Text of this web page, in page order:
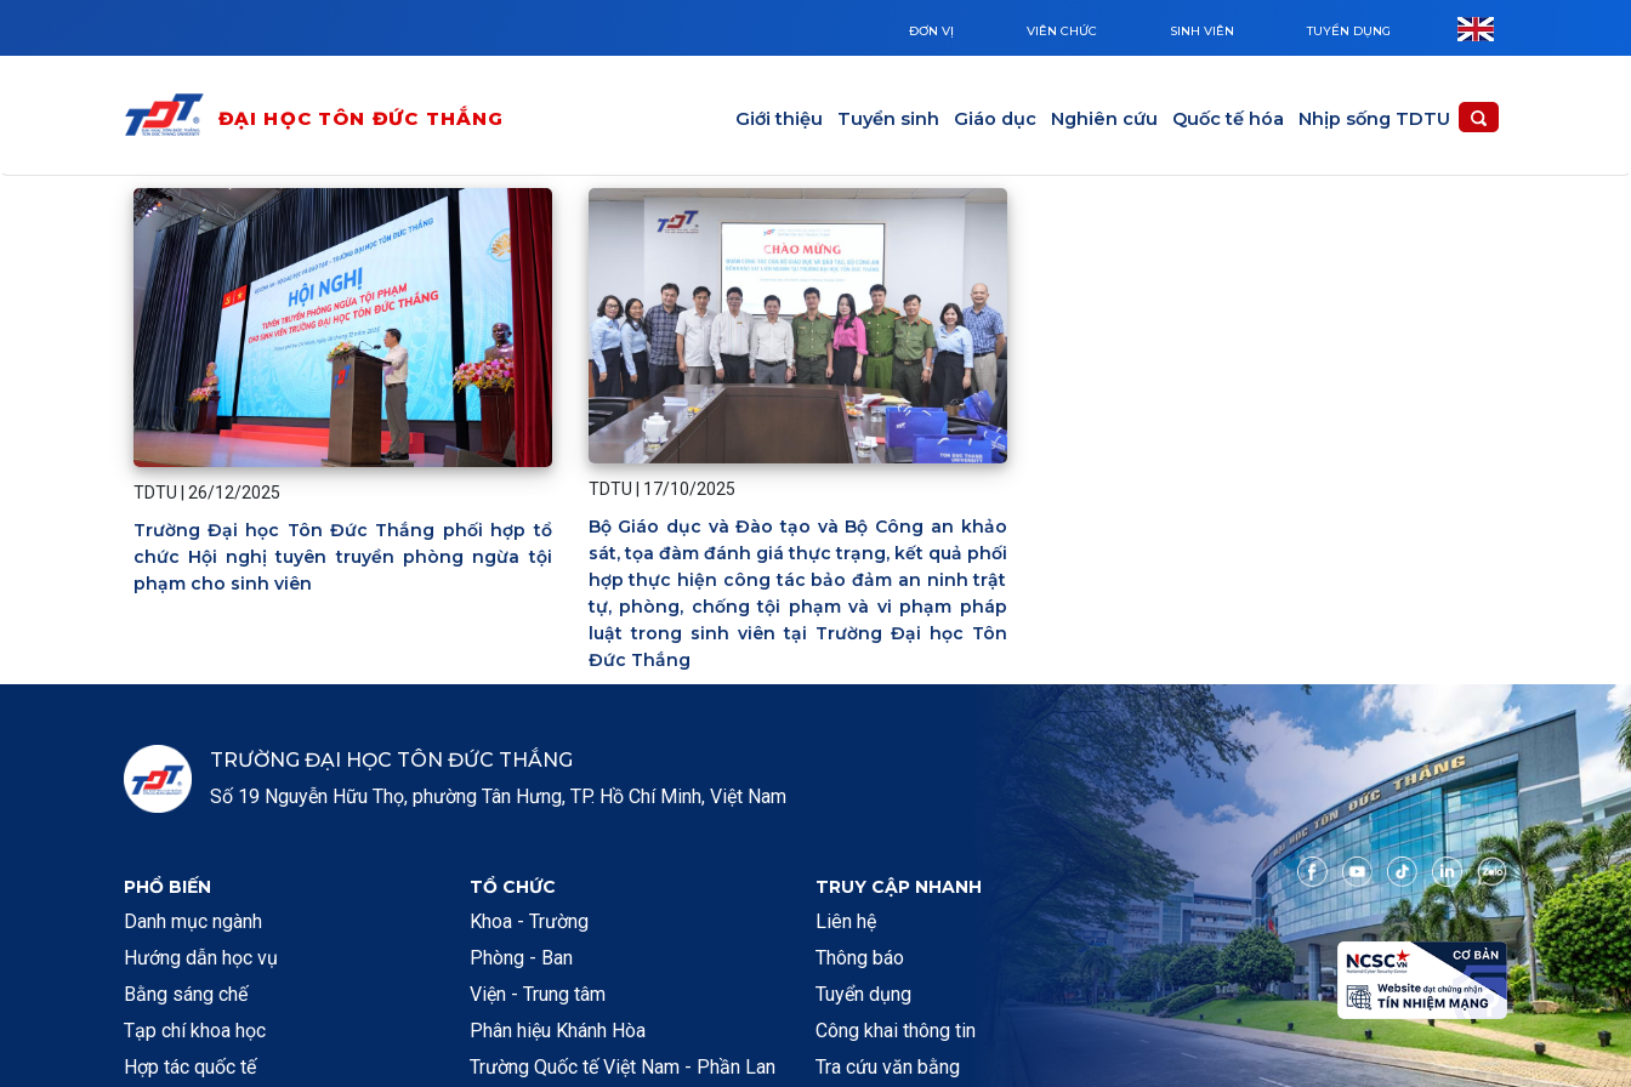
ĐƠN VỊ VIÊN CHỨC SINH VIÊN TUYỂN DỤNG
ĐẠI HỌC TÔN ĐỨC THẮNG Giới thiệu Tuyển sinh Giáo dục Nghiên cứu Quốc tế hóa Nhịp sống TDTU
TDTU 26/12/2025
Trường Đại học Tôn Đức Thắng phối hợp tổ
chức Hội nghị tuyên truyền phòng ngừa tội
phạm cho sinh viên
TDTU 17/10/2025
Bộ Giáo dục và Đào tạo và Bộ Công an khảo
sát, tọa đàm đánh giá thực trạng, kết quả phối
hợp thực hiện công tác bảo đảm an ninh trật
tự, phòng, chống tội phạm và vi phạm pháp
luật trong sinh viên tại Trường Đại học Tôn
Đức Thắng
TRƯỜNG ĐẠI HỌC TÔN ĐỨC THẮNG
Số 19 Nguyễn Hữu Thọ, phường Tân Hưng, TP. Hồ Chí Minh, Việt Nam
PHỔ BIẾN
Danh mục ngành
Hướng dẫn học vụ
Bằng sáng chế
Tạp chí khoa học
Hợp tác quốc tế
TỔ CHỨC
Khoa - Trường
Phòng - Ban
Viện - Trung tâm
Phân hiệu Khánh Hòa
Trường Quốc tế Việt Nam - Phần Lan
TRUY CẬP NHANH
Liên hệ
Thông báo
Tuyển dụng
Công khai thông tin
Tra cứu văn bằng